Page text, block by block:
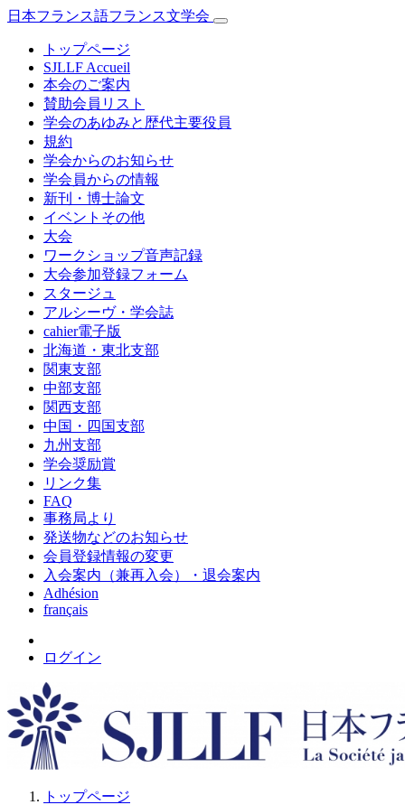
日本フランス語フランス文学会
トップページ
SJLLF Accueil
本会のご案内
賛助会員リスト
学会のあゆみと歴代主要役員
規約
学会からのお知らせ
学会員からの情報
新刊・博士論文
イベントその他
大会
ワークショップ音声記録
大会参加登録フォーム
スタージュ
アルシーヴ・学会誌
cahier電子版
北海道・東北支部
関東支部
中部支部
関西支部
中国・四国支部
九州支部
学会奨励賞
リンク集
FAQ
事務局より
発送物などのお知らせ
会員登録情報の変更
入会案内（兼再入会）・退会案内
Adhésion
français
ログイン
トップページ